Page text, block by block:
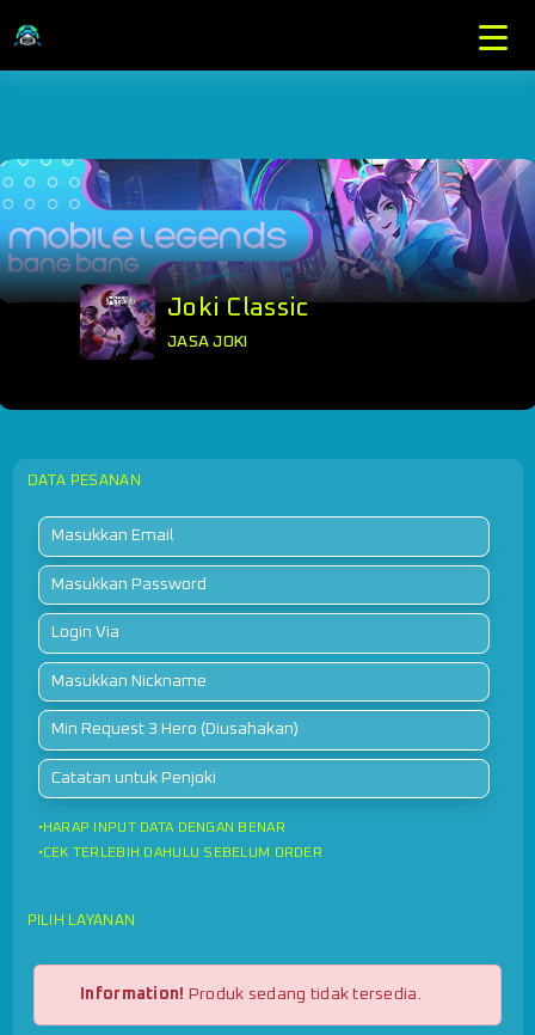
Joki Classic
JASA JOKI
DATA PESANAN
•HARAP INPUT DATA DENGAN BENAR
•CEK TERLEBIH DAHULU SEBELUM ORDER
PILIH LAYANAN
Information! Produk sedang tidak tersedia.